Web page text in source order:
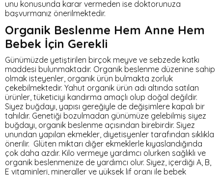
unu konusunda karar vermeden ise doktorunuza
başvurmanız önerilmektedir.
Organik Beslenme Hem Anne Hem
Bebek İçin Gerekli
Günümüzde yetiştirilen birçok meyve ve sebzede katkı
maddesi bulunmaktadır. Organik beslenme düzenine sahip
olmak isteyenler, organik ürün bulmakta zorluk
çekebilmektedir. Yahut organik ürün adı altında satılan
ürünler, tüketiciyi kandırma amaçlı olup doğal değildir.
Siyez buğdayı, yapısı gereğiyle de değişimlere kapalı bir
tahıldır. Genetiği bozulmadan günümüze gelebilmiş siyez
buğdayı, organik beslenme açısından birebirdir. Siyez
unundan yapılan ekmekler, diyetisyenler tarafından sıklıkla
önerilir. Glüten miktarı diğer ekmeklerle kıyaslandığında
çok daha azdır. Kilo vermeye yardımcı olurken sağlıklı ve
organik beslenmenize de yardımcı olur. Siyez, içerdiği A, B,
E vitaminleri, mineraller ve yüksek lif oranı ile bebek